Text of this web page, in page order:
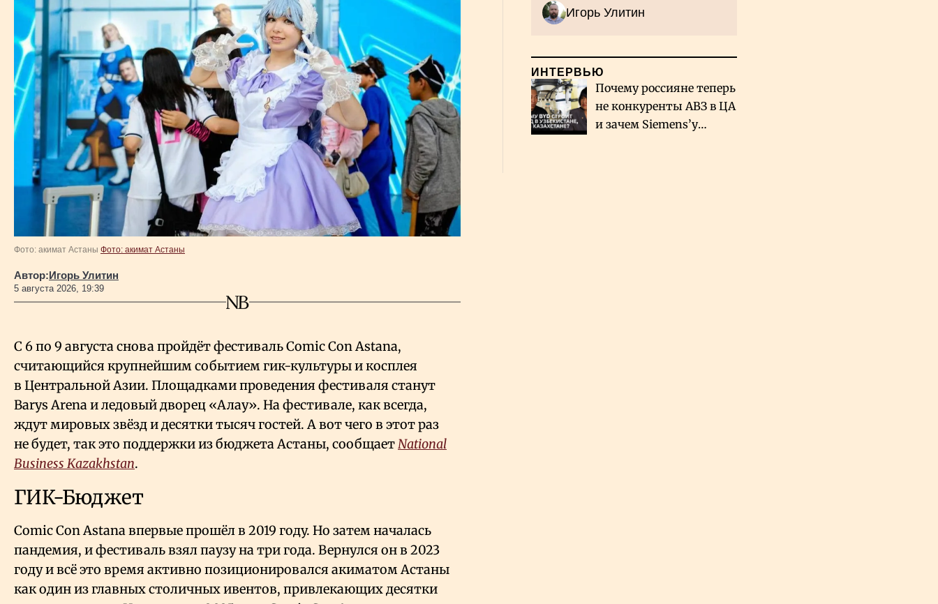
Фото: акимат Астаны Фото: акимат Астаны
Автор: Игорь Улитин
5 августа 2026, 19:39
С 6 по 9 августа снова пройдёт фестиваль Comic Con Astana,
считающийся крупнейшим событием гик-культуры и косплея
в Центральной Азии. Площадками проведения фестиваля станут
Barys Arena и ледовый дворец «Алау». На фестивале, как всегда,
ждут мировых звёзд и десятки тысяч гостей. А вот чего в этот раз
не будет, так это поддержки из бюджета Астаны, сообщаетNational
Business Kazakhstan.
ГИК-Бюджет
Comic Con Astana впервые прошёл в 2019 году. Но затем началась
пандемия, и фестиваль взял паузу на три года. Вернулся он в 2023
году и всё это время активно позиционировался акиматом Астаны
как один из главных столичных ивентов, привлекающих десятки
Игорь Улитин
ИНТЕРВЬЮ
Почему россияне теперь
не конкуренты АВЗ в ЦА
и зачем Siemens’у